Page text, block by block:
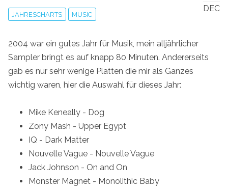
DEC
JAHRESCHARTS MUSIC
2004 war ein gutes Jahr für Musik, mein alljährlicher
Sampler bringt es auf knapp 80 Minuten. Andererseits
gab es nur sehr wenige Platten die mir als Ganzes
wichtig waren, hier die Auswahl für dieses Jahr:
Mike Keneally - Dog
Zony Mash - Upper Egypt
IQ - Dark Matter
Nouvelle Vague - Nouvelle Vague
Jack Johnson - On and On
Monster Magnet - Monolithic Baby